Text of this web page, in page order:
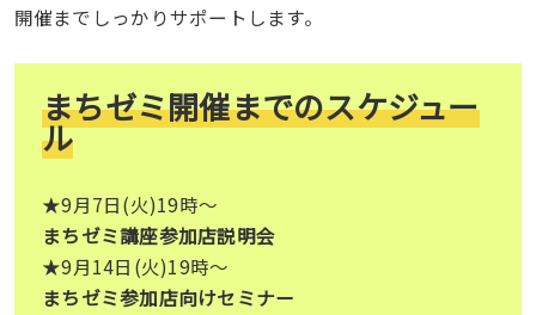
開催までしっかりサポートします。
まちゼミ開催までのスケジュー
ル
★9月7日(火)19時〜
まちゼミ講座参加店説明会
★9月14日(火)19時〜
まちゼミ参加店向けセミナー